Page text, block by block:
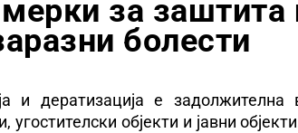
за заштита
болести
и дератизација е
објекти и јавни